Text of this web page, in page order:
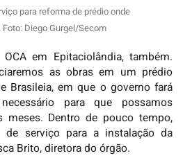
para reforma de prédio onde
Diego Gurgel/Secom
em Epitaciolândia, também.
as obras em um prédio
Brasileia, em que o governo fará
para que possamos
meses. Dentro de pouco tempo,
de serviço para a instalação da
Brito, diretora do órgão.